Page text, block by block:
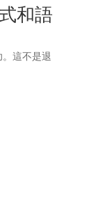
和語
這不是退